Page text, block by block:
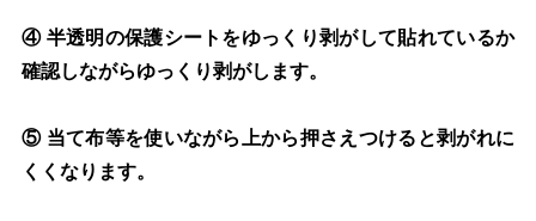
④ 半透明の保護シートをゆっくり剥がして貼れているか
確認しながらゆっくり剥がします。
⑤ 当て布等を使いながら上から押さえつけると剥がれに
くくなります。